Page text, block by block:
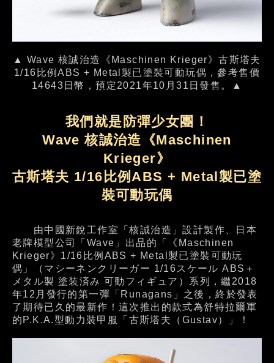
▲ Wave 核誠治造《Maschinen Krieger》古斯塔夫
1/16比例ABS + Metal製已塗裝可動玩偶，參考售價
14643日幣，預定2021年10月31日發售。▲
我們就是防彈少女團！
Wave 核誠治造《Maschinen
Krieger》
古斯塔夫 1/16比例ABS + Metal製已塗
裝可動玩偶
由中國新銳工作室「核誠治造」設計製作、日本
老牌模型公司「Wave」出品的「《Maschinen
Krieger》1/16比例ABS + Metal製已塗裝可動玩
偶」（マシーネンクリーガー 1/16スケール ABS＋
メタル製 塗装済み 可動フィギュア）系列，繼2018
年12月發行的第一彈「Runagans」之後，終於發表
了期待已久的最新作！這次推出的款式為舒特拉爾軍
的P.K.A.型動力裝甲服「古斯塔夫（Gustav）」！